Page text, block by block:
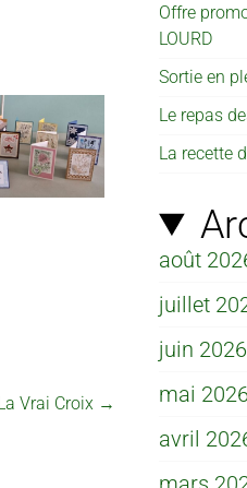
Vrai Croix →
Offre
LOURD
Sortie en
Le repas
La recette
août
juillet
juin 2026
mai 2026
avril